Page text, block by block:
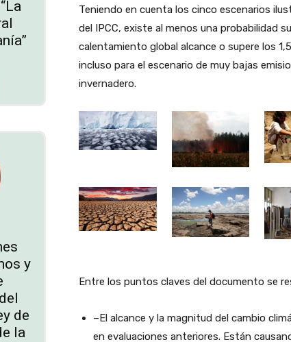
y
de
la
Teniendo en cuenta los cinco escenarios
del IPCC, existe al menos una probabilidad
calentamiento global alcance o supere los
incluso para el escenario de muy bajas
invernadero.
Entre los puntos claves del documento se
–El alcance y la magnitud del cambio
en evaluaciones anteriores. Están